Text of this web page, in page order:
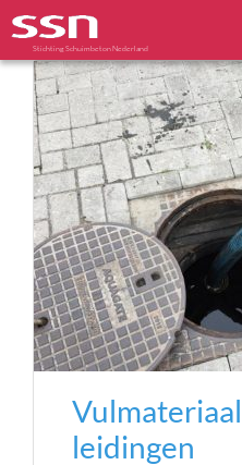
Stichting Schuimbeton Nederland
leidingen